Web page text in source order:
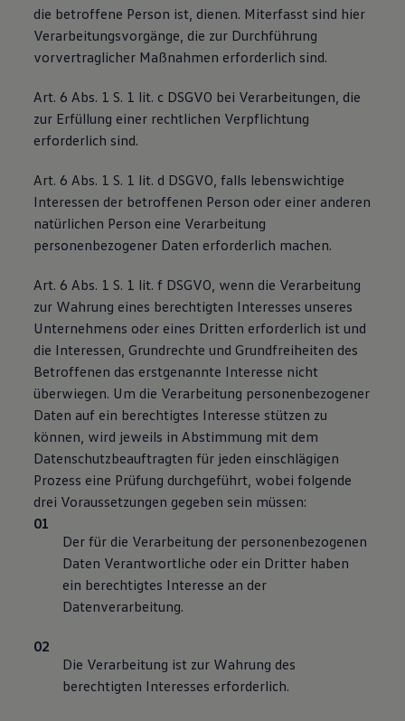
die betroffene Person ist, dienen. Miterfasst sind hier
Verarbeitungsvorgänge, die zur Durchführung
vorvertraglicher Maßnahmen erforderlich sind.
Art. 6 Abs. 1 S. 1 lit. c DSGVO bei Verarbeitungen, die
zur Erfüllung einer rechtlichen Verpflichtung
erforderlich sind.
Art. 6 Abs. 1 S. 1 lit. d DSGVO, falls lebenswichtige
Interessen der betroffenen Person oder einer anderen
natürlichen Person eine Verarbeitung
personenbezogener Daten erforderlich machen.
Art. 6 Abs. 1 S. 1 lit. f DSGVO, wenn die Verarbeitung
zur Wahrung eines berechtigten Interesses unseres
Unternehmens oder eines Dritten erforderlich ist und
die Interessen, Grundrechte und Grundfreiheiten des
Betroffenen das erstgenannte Interesse nicht
überwiegen. Um die Verarbeitung personenbezogener
Daten auf ein berechtigtes Interesse stützen zu
können, wird jeweils in Abstimmung mit dem
Datenschutzbeauftragten für jeden einschlägigen
Prozess eine Prüfung durchgeführt, wobei folgende
drei Voraussetzungen gegeben sein müssen:
Der für die Verarbeitung der personenbezogenen
Daten Verantwortliche oder ein Dritter haben
ein berechtigtes Interesse an der
Datenverarbeitung.
Die Verarbeitung ist zur Wahrung des
berechtigten Interesses erforderlich.